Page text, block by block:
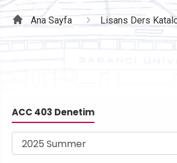
Sayfa
Ana Sayfa Lisans Ders
ACC 403 Denetim